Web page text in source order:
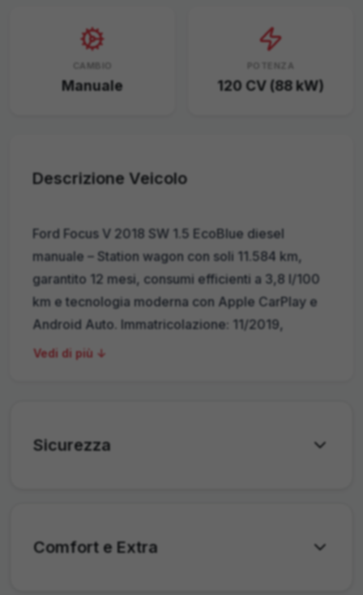
CAMBIO
Manuale 120 CV (88 kW)
Descrizione Veicolo
Ford Focus V 2018 SW 1.5 EcoBlue diesel
manuale – Station wagon con soli 11.584 km,
garantito 12 mesi, consumi efficienti a 3,8 l/100
km e tecnologia moderna con Apple CarPlay e
Android Auto. Immatricolazione: 11/2019,
Chilometraggio: 11.584 km Motore: Diesel 1.5,
Android Auto, Apple CarPlay, schermo tattile,
Assistenza: Controllo corsia, limitatore velocità,
Vedi di più ↓
Sicurezza
Comfort e Extra